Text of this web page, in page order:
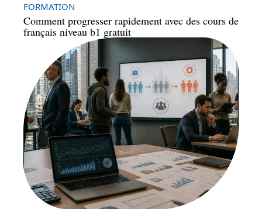
FORMATION
Comment progresser rapidement avec des cours de
français niveau b1 gratuit